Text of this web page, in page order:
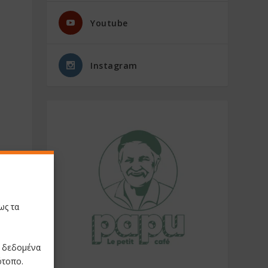
τα
δεδομένα
Youtube
Instagram